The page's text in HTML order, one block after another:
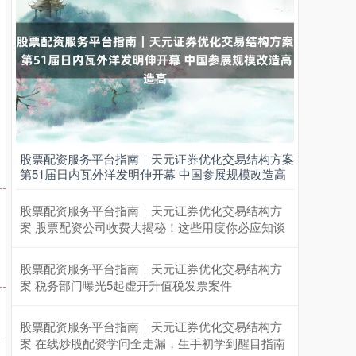
上证综指 3898.85 -1.50 -0.04%
深证成指 14185.19 +75.06 +0.53%
股票配资服务平台指南｜天元证券优化交易结构方案
第51届日内瓦外洋发明伸开幕 中国参展规模改造高
股票配资服务平台指南｜天元证券优化交易结构方
案 股票配资公司收费大揭秘！这些用度你必应知谈
股票配资服务平台指南｜天元证券优化交易结构方
案 税务部门曝光5起虚开升值税发票案件
股票配资服务平台指南｜天元证券优化交易结构方
案 在线炒股配资学问全走漏，生手初学到醒目指南